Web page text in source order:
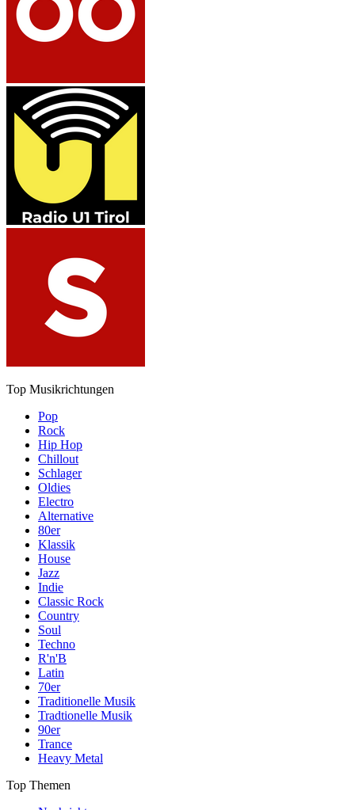
Top Musikrichtungen
Pop
Rock
Hip Hop
Chillout
Schlager
Oldies
Electro
Alternative
80er
Klassik
House
Jazz
Indie
Classic Rock
Country
Soul
Techno
R'n'B
Latin
70er
Traditionelle Musik
Tradtionelle Musik
90er
Trance
Heavy Metal
Top Themen